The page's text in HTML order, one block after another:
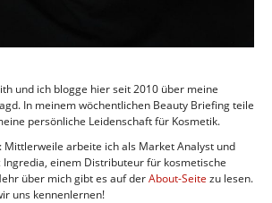
und ich blogge hier seit 2010 über meine
In meinem wöchentlichen Beauty Briefing teile
persönliche Leidenschaft für Kosmetik.
Mittlerweile arbeite ich als Market Analyst und
Ingredia, einem Distributeur für kosmetische
über mich gibt es auf derAbout-Seite zu lesen.
uns kennenlernen!